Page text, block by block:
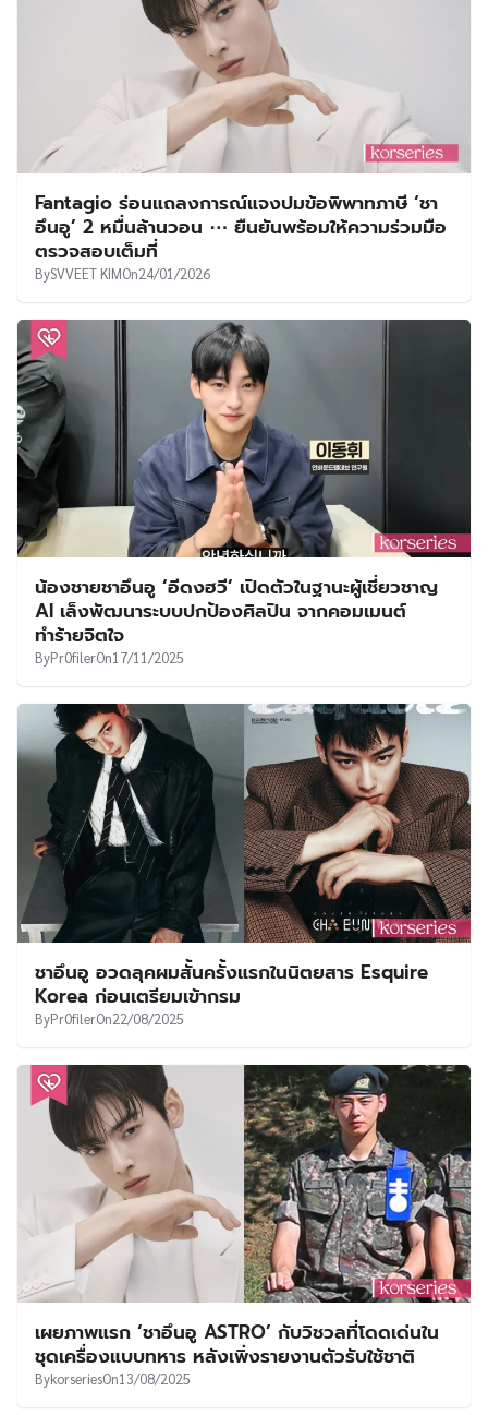
Fantagio ร่อนแถลงการณ์แจงปมข้อพิพาทภาษี ‘ชา
อึนอู’ 2 หมื่นล้านวอน ⋯ ยืนยันพร้อมให้ความร่วมมือ
ตรวจสอบเต็มที่
BySVVEET KIMOn24/01/2026
น้องชายชาอึนอู ‘อีดงฮวี’ เปิดตัวในฐานะผู้เชี่ยวชาญ
AI เล็งพัฒนาระบบปกป้องศิลปิน จากคอมเมนต์
ทำร้ายจิตใจ
ByPr0filerOn17/11/2025
ชาอึนอู อวดลุคผมสั้นครั้งแรกในนิตยสาร Esquire
Korea ก่อนเตรียมเข้ากรม
ByPr0filerOn22/08/2025
เผยภาพแรก ‘ชาอึนอู ASTRO’ กับวิชวลที่โดดเด่นใน
ชุดเครื่องแบบทหาร หลังเพิ่งรายงานตัวรับใช้ชาติ
BykorseriesOn13/08/2025